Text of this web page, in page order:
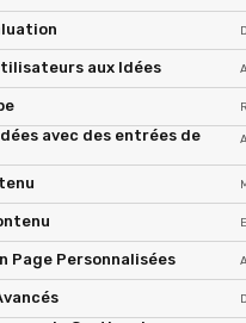
aux Idées
avec des entrées de
Page Personnalisées